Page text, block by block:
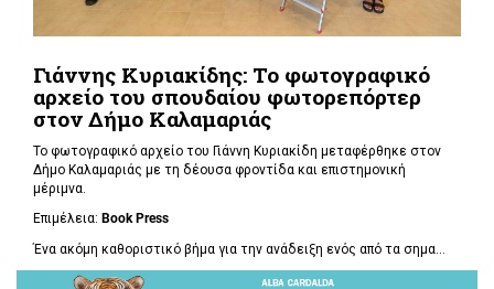
Γιάννης Κυριακίδης: Το φωτογραφικό
αρχείο του σπουδαίου φωτορεπόρτερ
στον Δήμο Καλαμαριάς
Το φωτογραφικό αρχείο του Γιάννη Κυριακίδη μεταφέρθηκε στον
Δήμο Καλαμαριάς με τη δέουσα φροντίδα και επιστημονική
μέριμνα.
Επιμέλεια: Book Press
Ένα ακόμη καθοριστικό βήμα για την ανάδειξη ενός από τα σημα...